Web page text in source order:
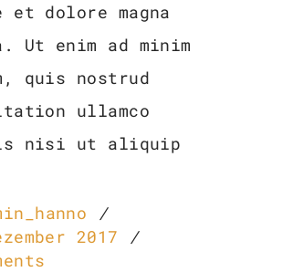
et dolore magna
Ut enim ad minim
quis nostrud
ullamco
nisi ut aliquip
2017